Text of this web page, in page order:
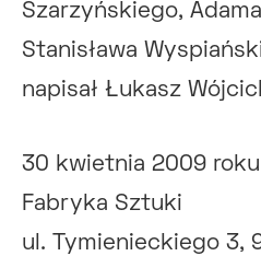
Szarzyńskiego,
Stanisława
napisał Łukasz
30 kwietnia 2009
Fabryka Sztuki
ul. Tymienieckiego 3,